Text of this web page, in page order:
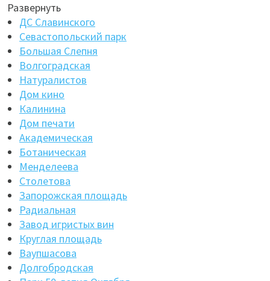
Развернуть
ДС Славинского
Севастопольский парк
Большая Слепня
Волгоградская
Натуралистов
Дом кино
Калинина
Дом печати
Академическая
Ботаническая
Менделеева
Столетова
Запорожская площадь
Радиальная
Завод игристых вин
Круглая площадь
Ваупшасова
Долгобродская